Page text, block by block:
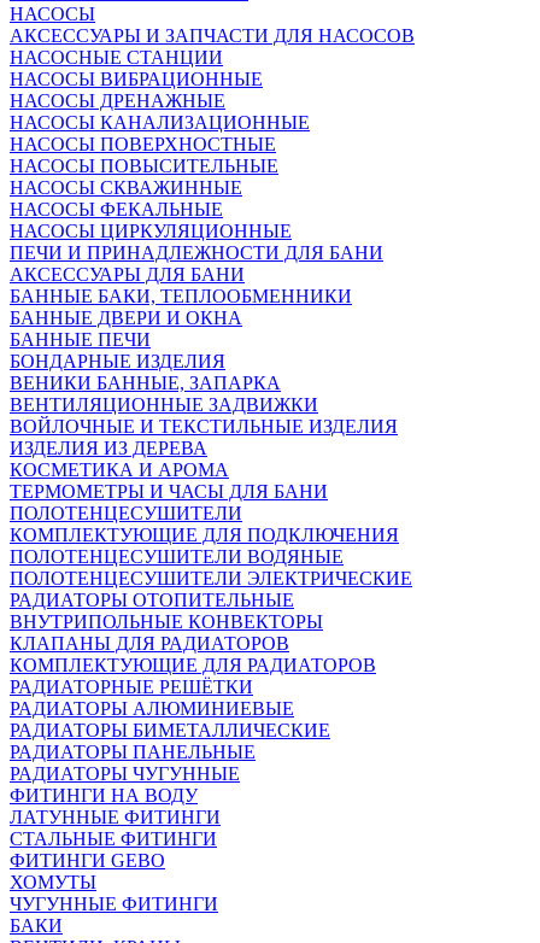
НАСОСЫ
АКСЕССУАРЫ И ЗАПЧАСТИ ДЛЯ НАСОСОВ
НАСОСНЫЕ СТАНЦИИ
НАСОСЫ ВИБРАЦИОННЫЕ
НАСОСЫ ДРЕНАЖНЫЕ
НАСОСЫ КАНАЛИЗАЦИОННЫЕ
НАСОСЫ ПОВЕРХНОСТНЫЕ
НАСОСЫ ПОВЫСИТЕЛЬНЫЕ
НАСОСЫ СКВАЖИННЫЕ
НАСОСЫ ФЕКАЛЬНЫЕ
НАСОСЫ ЦИРКУЛЯЦИОННЫЕ
ПЕЧИ И ПРИНАДЛЕЖНОСТИ ДЛЯ БАНИ
АКСЕССУАРЫ ДЛЯ БАНИ
БАННЫЕ БАКИ, ТЕПЛООБМЕННИКИ
БАННЫЕ ДВЕРИ И ОКНА
БАННЫЕ ПЕЧИ
БОНДАРНЫЕ ИЗДЕЛИЯ
ВЕНИКИ БАННЫЕ, ЗАПАРКА
ВЕНТИЛЯЦИОННЫЕ ЗАДВИЖКИ
ВОЙЛОЧНЫЕ И ТЕКСТИЛЬНЫЕ ИЗДЕЛИЯ
ИЗДЕЛИЯ ИЗ ДЕРЕВА
КОСМЕТИКА И АРОМА
ТЕРМОМЕТРЫ И ЧАСЫ ДЛЯ БАНИ
ПОЛОТЕНЦЕСУШИТЕЛИ
КОМПЛЕКТУЮЩИЕ ДЛЯ ПОДКЛЮЧЕНИЯ
ПОЛОТЕНЦЕСУШИТЕЛИ ВОДЯНЫЕ
ПОЛОТЕНЦЕСУШИТЕЛИ ЭЛЕКТРИЧЕСКИЕ
РАДИАТОРЫ ОТОПИТЕЛЬНЫЕ
ВНУТРИПОЛЬНЫЕ КОНВЕКТОРЫ
КЛАПАНЫ ДЛЯ РАДИАТОРОВ
КОМПЛЕКТУЮЩИЕ ДЛЯ РАДИАТОРОВ
РАДИАТОРНЫЕ РЕШЁТКИ
РАДИАТОРЫ АЛЮМИНИЕВЫЕ
РАДИАТОРЫ БИМЕТАЛЛИЧЕСКИЕ
РАДИАТОРЫ ПАНЕЛЬНЫЕ
РАДИАТОРЫ ЧУГУННЫЕ
ФИТИНГИ НА ВОДУ
ЛАТУННЫЕ ФИТИНГИ
СТАЛЬНЫЕ ФИТИНГИ
ФИТИНГИ GEBO
ХОМУТЫ
ЧУГУННЫЕ ФИТИНГИ
БАКИ